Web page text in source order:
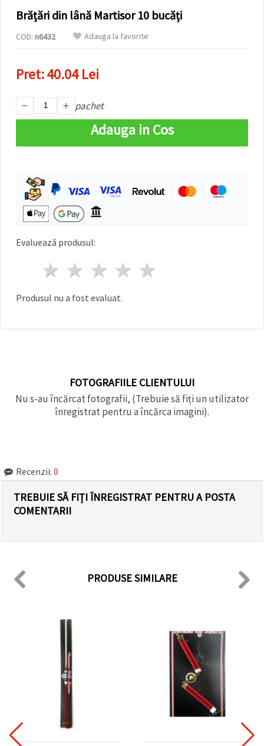
noștri de
marketing.
Puteți fi de
utilizați
toate
urile făcând
clic pe
"acceptati
indicați
un tip de
cookie -uri
făcând clic
pe butonul
Setări
Brățări din lână Martisor 10 bucăți
COD: n6432 Adauga la favorite
Pret:40.04 Lei
pachet
Adauga in Cos
Evaluează produsul:
4 stele
3 stele
2 stele
1 stea
Produsul nu a fost evaluat.
FOTOGRAFIILE CLIENTULUI
Nu s-au încărcat fotografii, (Trebuie să fiți un utilizator
înregistrat pentru a încărca imagini).
Recenzii: 0
TREBUIE SĂ FIȚI ÎNREGISTRAT PENTRU A POSTA
COMENTARII
PRODUSE SIMILARE